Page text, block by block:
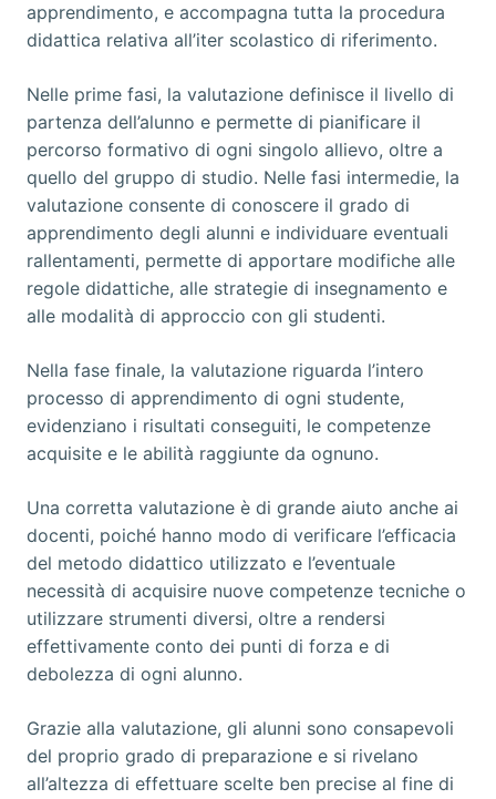
apprendimento, e accompagna tutta la procedura
didattica relativa all’iter scolastico di riferimento.
Nelle prime fasi, la valutazione definisce il livello di
partenza dell’alunno e permette di pianificare il
percorso formativo di ogni singolo allievo, oltre a
quello del gruppo di studio. Nelle fasi intermedie, la
valutazione consente di conoscere il grado di
apprendimento degli alunni e individuare eventuali
rallentamenti, permette di apportare modifiche alle
regole didattiche, alle strategie di insegnamento e
alle modalità di approccio con gli studenti.
Nella fase finale, la valutazione riguarda l’intero
processo di apprendimento di ogni studente,
evidenziano i risultati conseguiti, le competenze
acquisite e le abilità raggiunte da ognuno.
Una corretta valutazione è di grande aiuto anche ai
docenti, poiché hanno modo di verificare l’efficacia
del metodo didattico utilizzato e l’eventuale
necessità di acquisire nuove competenze tecniche o
utilizzare strumenti diversi, oltre a rendersi
effettivamente conto dei punti di forza e di
debolezza di ogni alunno.
Grazie alla valutazione, gli alunni sono consapevoli
del proprio grado di preparazione e si rivelano
all’altezza di effettuare scelte ben precise al fine di